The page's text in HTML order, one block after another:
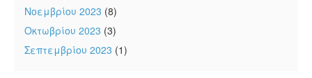
Νοεμβρίου 2023 (8)
Οκτωβρίου 2023 (3)
Σεπτεμβρίου 2023 (1)